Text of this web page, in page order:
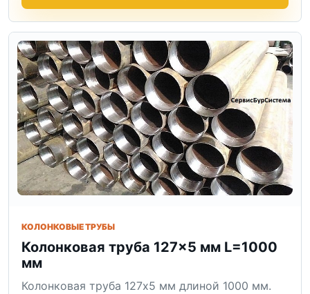
КОЛОНКОВЫЕ ТРУБЫ
Колонковая труба 127×5 мм L=1000
мм
Колонковая труба 127x5 мм длиной 1000 мм.